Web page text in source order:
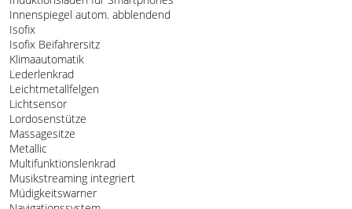
Innenspiegel autom. abblendend
Isofix
Isofix Beifahrersitz
Klimaautomatik
Lederlenkrad
Leichtmetallfelgen
Lichtsensor
Lordosenstütze
Massagesitze
Metallic
Multifunktionslenkrad
Musikstreaming integriert
Müdigkeitswarner